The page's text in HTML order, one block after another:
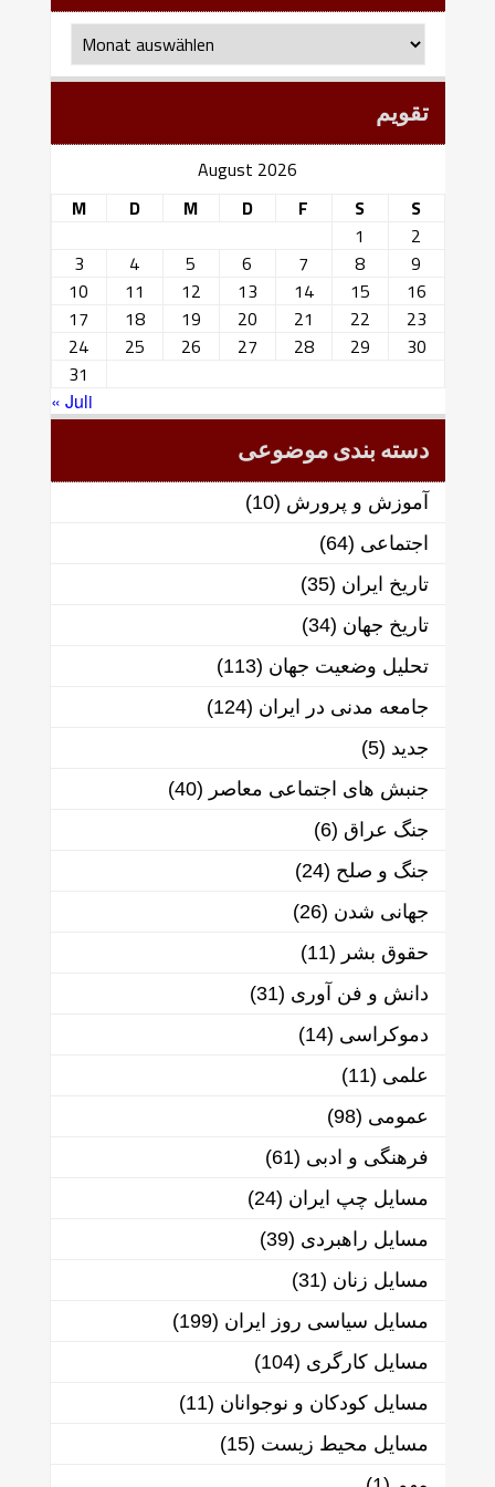
بایگانی
ماهانه
تقویم
August 2026
M
D M D F S
S
1
2
3
4 5 6 7 8
9
10
11 12 13 14 15
16
17
18 19 20 21 22
23
24
25 26 27 28 29
30
31
« Juli
دسته بندی موضوعی
آموزش و پرورش (10)
اجتماعی (64)
تاریخ ایران (35)
تاریخ جهان (34)
تحلیل وضعیت جهان (113)
جامعه مدنی در ایران (124)
جدید (5)
جنبش های اجتماعی معاصر (40)
جنگ عراق (6)
جنگ و صلح (24)
جهانی شدن (26)
حقوق بشر (11)
دانش و فن آوری (31)
دموکراسی (14)
علمی (11)
عمومی (98)
فرهنگی و ادبی (61)
مسایل چپ ایران (24)
مسایل راهبردی (39)
مسایل زنان (31)
مسایل سیاسی روز ایران (199)
مسایل کارگری (104)
مسایل کودکان و نوجوانان (11)
مسایل محیط زیست (15)